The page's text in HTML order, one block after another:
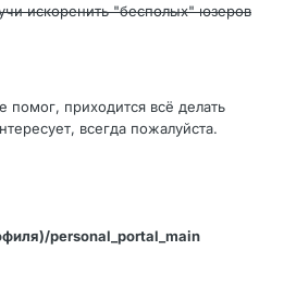
искоренить "бесполых" юзеров
помог, приходится всё делать
всегда пожалуйста.
personal_portal_main